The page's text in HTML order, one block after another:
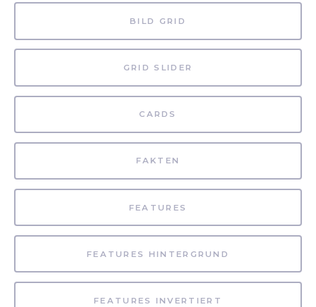
BILD GRID
GRID SLIDER
CARDS
FAKTEN
FEATURES
FEATURES HINTERGRUND
FEATURES INVERTIERT